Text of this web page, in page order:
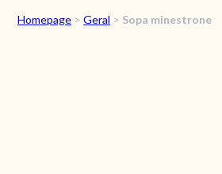
Homepage > Geral > Sopa minestrone